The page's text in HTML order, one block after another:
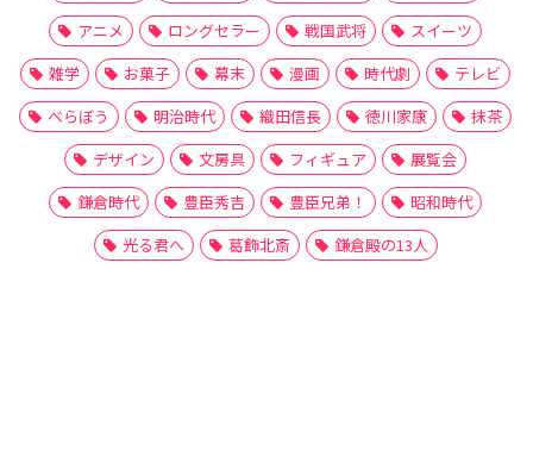
アニメ
ロングセラー 戦国武将
スイーツ
雑学
お菓子 幕末 漫画 時代劇
テレビ
べらぼう
明治時代 織田信長 徳川家康
抹茶
デザイン
文房具 フィギュア
展覧会
鎌倉時代
豊臣秀吉 豊臣兄弟！
昭和時代
光る君へ
葛飾北斎 鎌倉殿の13人